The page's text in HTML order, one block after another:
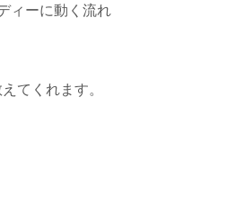
ィーに動く流れ
てくれます。